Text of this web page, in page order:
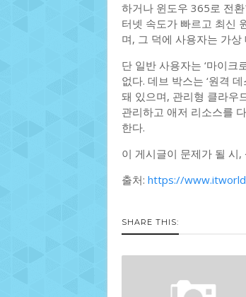
하거나 윈도우 365로 전
터넷 속도가 빠르고 최신
며, 그 덕에 사용자는 가
단 일반 사용자는 ‘마이크
없다. 데브 박스는 ‘원격
돼 있으며, 관리형 클라우
관리하고 애저 리소스를
한다.
이 게시글이 문제가 될 시
출처: https://
SHARE THIS: